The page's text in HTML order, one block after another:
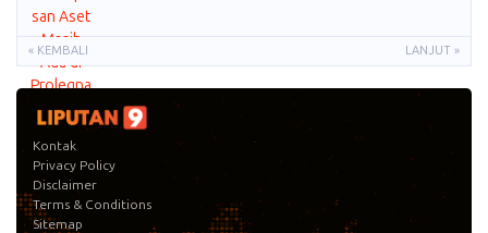
« KEMBALI LANJUT »
Kontak
Privacy Policy
Disclaimer
Terms & Conditions
Sitemap